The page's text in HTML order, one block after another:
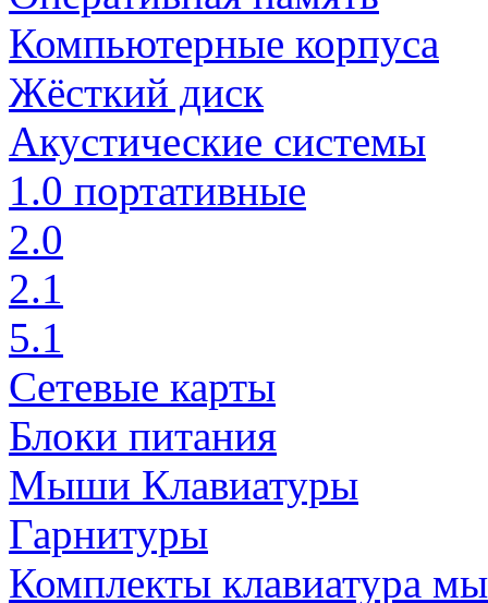
Компьютерные корпуса
Жёсткий диск
Акустические системы
1.0 портативные
2.0
2.1
5.1
Сетевые карты
Блоки питания
Мыши Клавиатуры
Гарнитуры
Комплекты клавиатура